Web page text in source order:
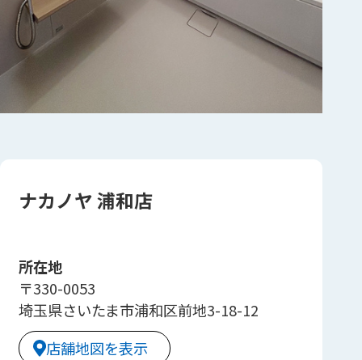
ナカノヤ 浦和店
所在地
〒330-0053
埼玉県さいたま市浦和区前地3-18-12
店舗地図を表示